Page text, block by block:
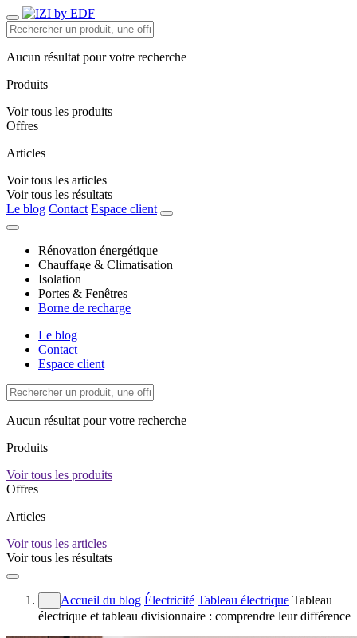
Aucun résultat pour votre recherche
Produits
Voir tous les produits
Offres
Articles
Voir tous les articles
Voir tous les résultats
Le blog Contact Espace client
Rénovation énergétique
Chauffage & Climatisation
Isolation
Portes & Fenêtres
Borne de recharge
Le blog
Contact
Espace client
Aucun résultat pour votre recherche
Produits
Voir tous les produits
Offres
Articles
Voir tous les articles
Voir tous les résultats
... Accueil du blog Électricité Tableau électrique Tableau
électrique et tableau divisionnaire : comprendre leur différence